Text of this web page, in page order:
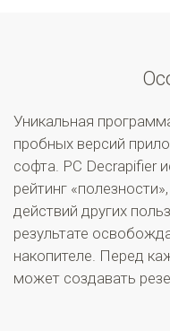
Уникальная
пробных версий
софта. PC Decrapifier
рейтинг
действий других
результате
накопителе. Перед
может создавать